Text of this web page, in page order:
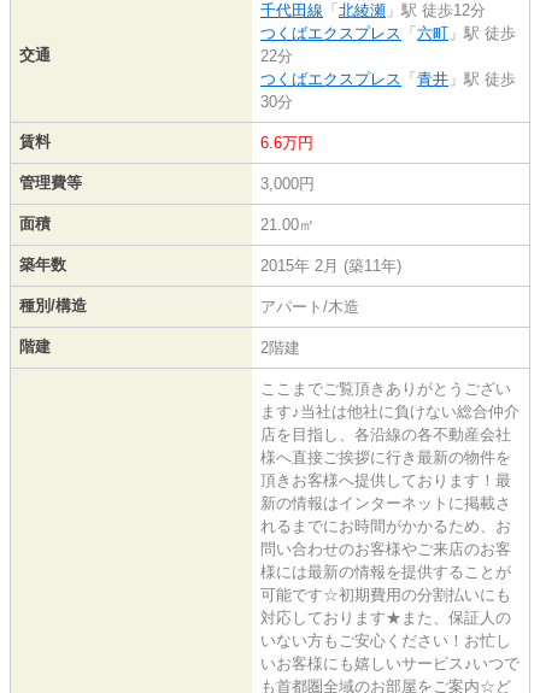
交通
千代田線 「 北綾瀬 」駅 徒歩12分
つくばエクスプレス 「 六町 」駅 徒歩
22分
つくばエクスプレス 「 青井 」駅 徒歩
30分
賃料 6.6万円
管理費等 3,000円
面積 21.00㎡
築年数 2015年 2月 (築11年)
種別/構造 アパート/木造
階建 2階建
ここまでご覧頂きありがとうござい
ます♪当社は他社に負けない総合仲介
店を目指し、各沿線の各不動産会社
様へ直接ご挨拶に行き最新の物件を
頂きお客様へ提供しております！最
新の情報はインターネットに掲載さ
れるまでにお時間がかかるため、お
問い合わせのお客様やご来店のお客
様には最新の情報を提供することが
可能です☆初期費用の分割払いにも
対応しております★また、保証人の
いない方もご安心ください！お忙し
いお客様にも嬉しいサービス♪いつで
も首都圏全域のお部屋をご案内☆ど